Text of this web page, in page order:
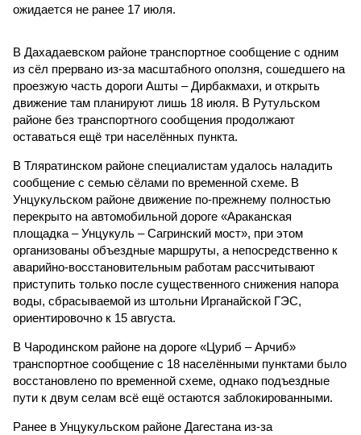
ожидается не ранее 17 июля.
В Дахадаевском районе транспортное сообщение с одним
из сёл прервано из-за масштабного оползня, сошедшего на
проезжую часть дороги Ашты – Дирбакмахи, и открыть
движение там планируют лишь 18 июля. В Рутульском
районе без транспортного сообщения продолжают
оставаться ещё три населённых пункта.
В Тляратинском районе специалистам удалось наладить
сообщение с семью сёлами по временной схеме. В
Унцукульском районе движение по-прежнему полностью
перекрыто на автомобильной дороге «Араканская
площадка – Унцукуль – Сагринский мост», при этом
организованы объездные маршруты, а непосредственно к
аварийно-восстановительным работам рассчитывают
приступить только после существенного снижения напора
воды, сбрасываемой из штольни Ирганайской ГЭС,
ориентировочно к 15 августа.
В Чародинском районе на дороге «Цуриб – Арчиб»
транспортное сообщение с 18 населёнными пунктами было
восстановлено по временной схеме, однако подъездные
пути к двум селам всё ещё остаются заблокированными.
Ранее в Унцукульском районе Дагестана из-за